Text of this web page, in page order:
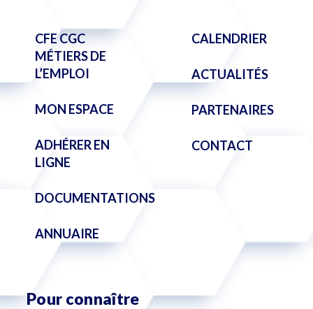
CFE CGC
MÉTIERS DE
L’EMPLOI
MON ESPACE
ADHÉRER EN
LIGNE
DOCUMENTATIONS
ANNUAIRE
CALENDRIER
ACTUALITÉS
PARTENAIRES
CONTACT
Pour connaître